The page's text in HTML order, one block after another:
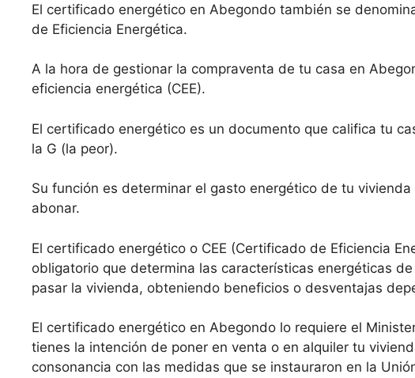
El certificado energético en Abegondo también se
de Eficiencia Energética.
A la hora de gestionar la compraventa de tu casa en
eficiencia energética (CEE).
El certificado energético es un documento que califica tu
la G (la peor).
Su función es determinar el gasto energético de tu
abonar.
El certificado energético o CEE (Certificado de Eficiencia
obligatorio que determina las características energéticas
pasar la vivienda, obteniendo beneficios o desventajas
El certificado energético en Abegondo lo requiere el
tienes la intención de poner en venta o en alquiler tu
consonancia con las medidas que se instauraron en la